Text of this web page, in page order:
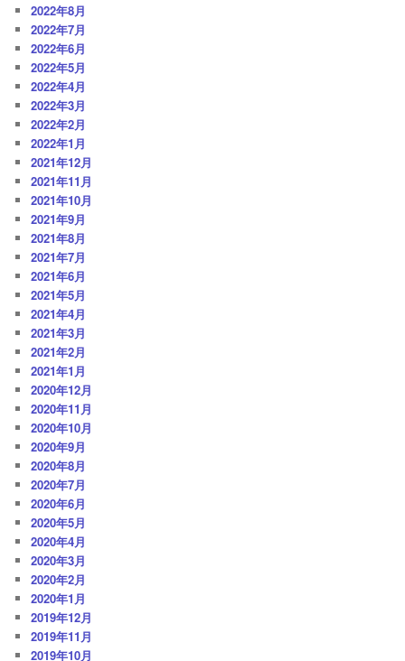
2022年8月
2022年7月
2022年6月
2022年5月
2022年4月
2022年3月
2022年2月
2022年1月
2021年12月
2021年11月
2021年10月
2021年9月
2021年8月
2021年7月
2021年6月
2021年5月
2021年4月
2021年3月
2021年2月
2021年1月
2020年12月
2020年11月
2020年10月
2020年9月
2020年8月
2020年7月
2020年6月
2020年5月
2020年4月
2020年3月
2020年2月
2020年1月
2019年12月
2019年11月
2019年10月